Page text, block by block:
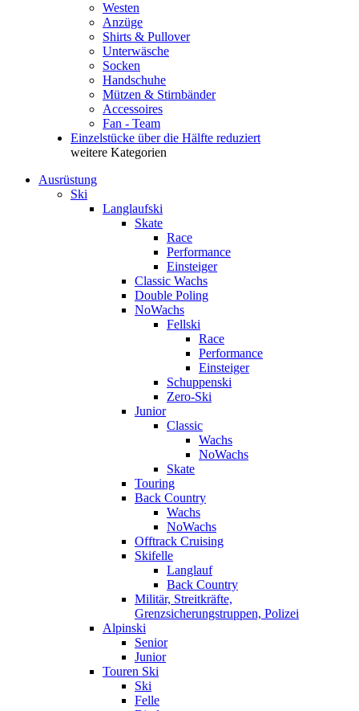
Westen
Anzüge
Shirts & Pullover
Unterwäsche
Socken
Handschuhe
Mützen & Stirnbänder
Accessoires
Fan - Team
Einzelstücke über die Hälfte reduziert
weitere Kategorien
Ausrüstung
Ski
Langlaufski
Skate
Race
Performance
Einsteiger
Classic Wachs
Double Poling
NoWachs
Fellski
Race
Performance
Einsteiger
Schuppenski
Zero-Ski
Junior
Classic
Wachs
NoWachs
Skate
Touring
Back Country
Wachs
NoWachs
Offtrack Cruising
Skifelle
Langlauf
Back Country
Militär, Streitkräfte,
Grenzsicherungstruppen, Polizei
Alpinski
Senior
Junior
Touren Ski
Ski
Felle